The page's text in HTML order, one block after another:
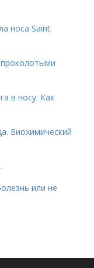
носа Saint
проколотыми
в носу. Как
Биохимический
или не